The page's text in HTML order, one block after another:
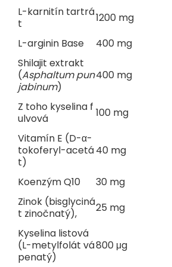
L-karnitín tartrá
t
1200 mg
L-arginin Base
400 mg
Shilajit extrakt
(Asphaltum pun
jabinum)
400 mg
Z toho kyselina f
ulvová
100 mg
Vitamín E (D-α-
tokoferyl-acetá
t)
40 mg
Koenzým Q10 30 mg
Zinok (bisglyciná
t zinočnatý),
25 mg
Kyselina listová
(L-metylfolát vá
penatý)
800 μg